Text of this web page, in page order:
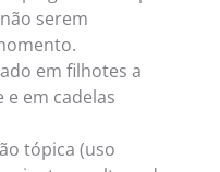
serem
em filhotes a
e em cadelas
tópica (uso